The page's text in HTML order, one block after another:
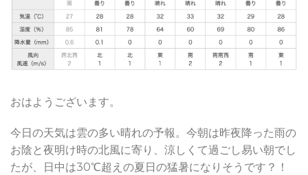
おはようございます。
今日の天気は雲の多い晴れの予報。今朝は昨夜降った雨の
お陰と夜明け時の北風に寄り、涼しくて過ごし易い朝でし
たが、日中は30℃超えの夏日の猛暑になりそうです？！